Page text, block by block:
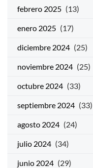
febrero 2025 (13)
enero 2025 (17)
diciembre 2024 (25)
noviembre 2024 (25)
octubre 2024 (33)
septiembre 2024 (33)
agosto 2024 (24)
julio 2024 (34)
junio 2024 (29)